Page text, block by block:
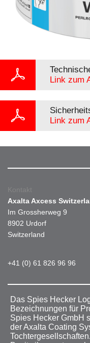
Link zum
Link zum
Kontakt
Axalta Axcess
Im Grossherweg 9
8902 Urdorf
Switzerland
+41 (0) 61 826 96 96
Das Spies Hecker
Bezeichnungen für
Spies Hecker GmbH
der Axalta Coating